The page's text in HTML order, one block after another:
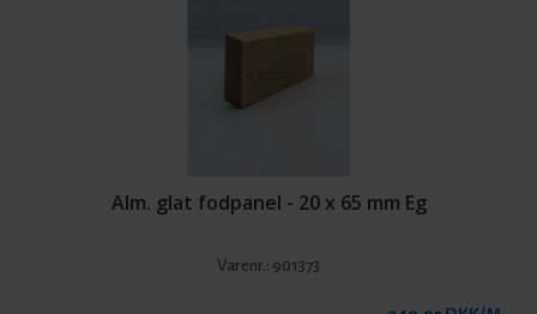
Alm. glat fodpanel - 20 x 65 mm Eg
Varenr.: 901373